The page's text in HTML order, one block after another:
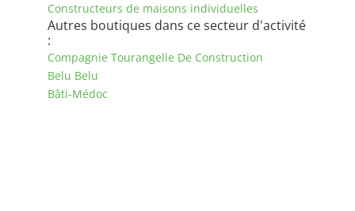
Constructeurs de maisons individuelles
Autres boutiques dans ce secteur d'activité
:
Compagnie Tourangelle De Construction
Belu Belu
Bâti-Médoc